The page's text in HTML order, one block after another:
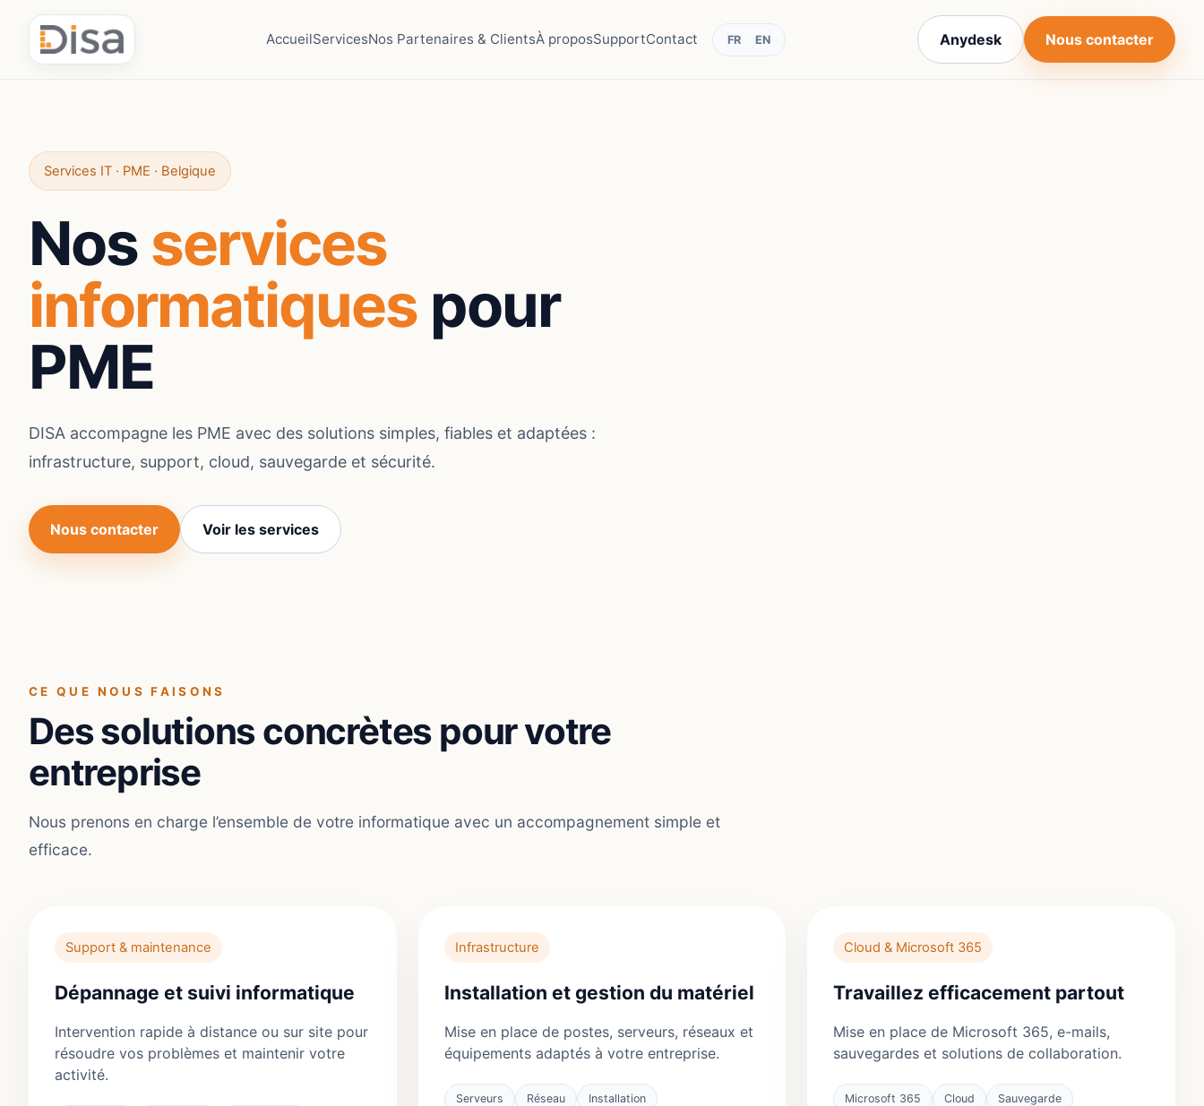
AccueilServicesNos Partenaires & ClientsÀ proposSupportContact FR EN Anydesk Nous contacter
Services IT · PME · Belgique
Nosservices
informatiquespour
PME
DISA accompagne les PME avec des solutions simples, fiables et adaptées :
infrastructure, support, cloud, sauvegarde et sécurité.
Nous contacter Voir les services
CE QUE NOUS FAISONS
Des solutions concrètes pour votre
entreprise
Nous prenons en charge l’ensemble de votre informatique avec un accompagnement simple et
efficace.
Support & maintenance
Dépannage et suivi informatique
Intervention rapide à distance ou sur site pour
résoudre vos problèmes et maintenir votre
activité.
Infrastructure
Installation et gestion du matériel
Mise en place de postes, serveurs, réseaux et
équipements adaptés à votre entreprise.
Serveurs Réseau Installation
Cloud & Microsoft 365
Travaillez efficacement partout
Mise en place de Microsoft 365, e-mails,
sauvegardes et solutions de collaboration.
Microsoft 365 Cloud Sauvegarde